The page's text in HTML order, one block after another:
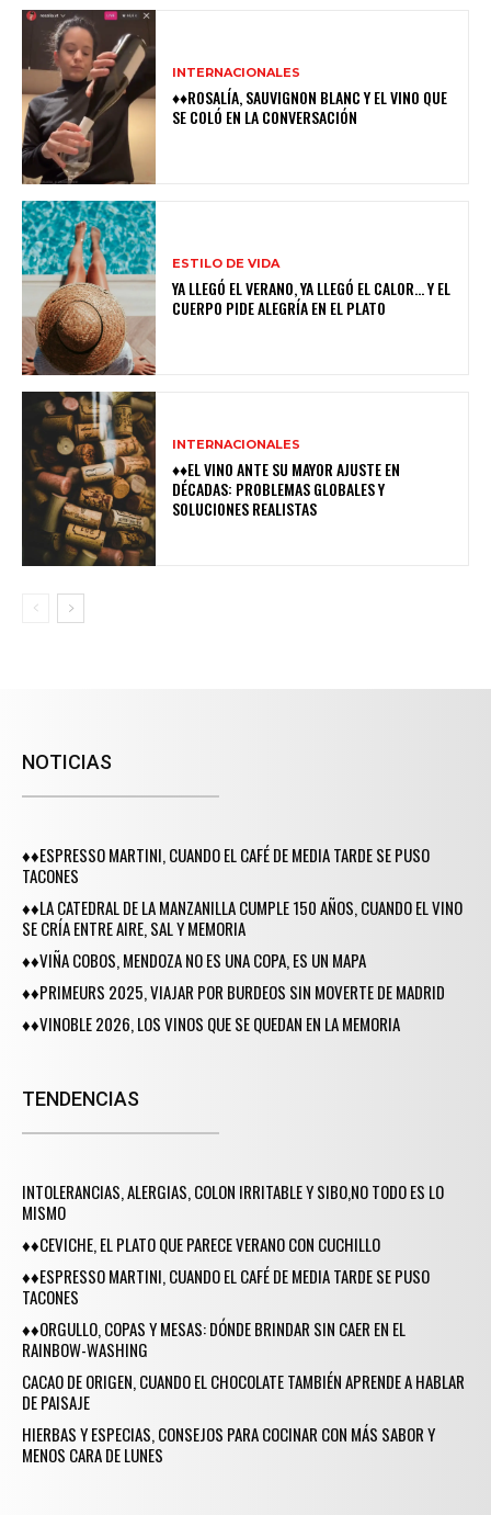
INTERNACIONALES
♦♦ROSALÍA, SAUVIGNON BLANC Y EL VINO QUE
SE COLÓ EN LA CONVERSACIÓN
ESTILO DE VIDA
YA LLEGÓ EL VERANO, YA LLEGÓ EL CALOR… Y EL
CUERPO PIDE ALEGRÍA EN EL PLATO
INTERNACIONALES
♦♦EL VINO ANTE SU MAYOR AJUSTE EN
DÉCADAS: PROBLEMAS GLOBALES Y
SOLUCIONES REALISTAS
NOTICIAS
♦♦ESPRESSO MARTINI, CUANDO EL CAFÉ DE MEDIA TARDE SE PUSO
TACONES
♦♦LA CATEDRAL DE LA MANZANILLA CUMPLE 150 AÑOS, CUANDO EL VINO
SE CRÍA ENTRE AIRE, SAL Y MEMORIA
♦♦VIÑA COBOS, MENDOZA NO ES UNA COPA, ES UN MAPA
♦♦PRIMEURS 2025, VIAJAR POR BURDEOS SIN MOVERTE DE MADRID
♦♦VINOBLE 2026, LOS VINOS QUE SE QUEDAN EN LA MEMORIA
TENDENCIAS
INTOLERANCIAS, ALERGIAS, COLON IRRITABLE Y SIBO,NO TODO ES LO
MISMO
♦♦CEVICHE, EL PLATO QUE PARECE VERANO CON CUCHILLO
♦♦ESPRESSO MARTINI, CUANDO EL CAFÉ DE MEDIA TARDE SE PUSO
TACONES
♦♦ORGULLO, COPAS Y MESAS: DÓNDE BRINDAR SIN CAER EN EL
RAINBOW-WASHING
CACAO DE ORIGEN, CUANDO EL CHOCOLATE TAMBIÉN APRENDE A HABLAR
DE PAISAJE
HIERBAS Y ESPECIAS, CONSEJOS PARA COCINAR CON MÁS SABOR Y
MENOS CARA DE LUNES